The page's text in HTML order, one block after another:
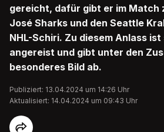
gereicht, dafür gibt er im Match
José Sharks und den Seattle
NHL-Schiri. Zu diesem Anlass
angereist und gibt unter den
besonderes Bild ab.
Publiziert: 13.04.2024 um 14:26 Uhr
Aktualisiert: 14.04.2024 um 09:43 Uhr